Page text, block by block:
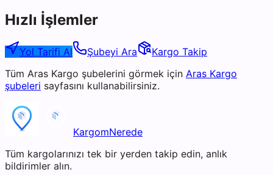
Hızlı İşlemler
Yol Tarifi Al Şubeyi Ara
Kargo Takip
Tüm Aras Kargo şubelerini görmek için Aras Kargo
şubeleri sayfasını kullanabilirsiniz.
KargomNerede
Tüm kargolarınızı tek bir yerden takip edin, anlık
bildirimler alın.